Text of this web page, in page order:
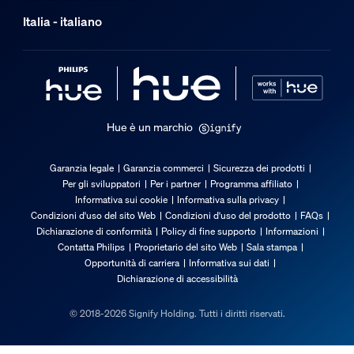
Funzionalità aggiuntiva/accessorio
Luce spot regolabile
Angolabile (sinistra-destra), Inclinabile (su-giù)
Intensità regolabile con app Hue e interruttore
Caratteristiche luce
Apertura fascio luminoso
Indice di resa cromatica (CRI)
2200-6500 K
Italia - italiano
Hue è un marchio
Garanzia legale Garanzia commerci
Sicurezza dei prodotti
Per gli sviluppatori
Per i partner
Programma affiliato
Informativa sui cookie
Informativa sulla privacy
Condizioni d'uso del sito Web
Condizioni d'uso del prodotto
FAQs
Dichiarazione di conformità
Policy di fine supporto
Informazioni
Contatta Philips
Proprietario del sito Web
Sala stampa
Opportunità di carriera
Informativa sui dati
Dichiarazione di accessibilità
© 2018-2026 Signify Holding. Tutti i diritti riservati.